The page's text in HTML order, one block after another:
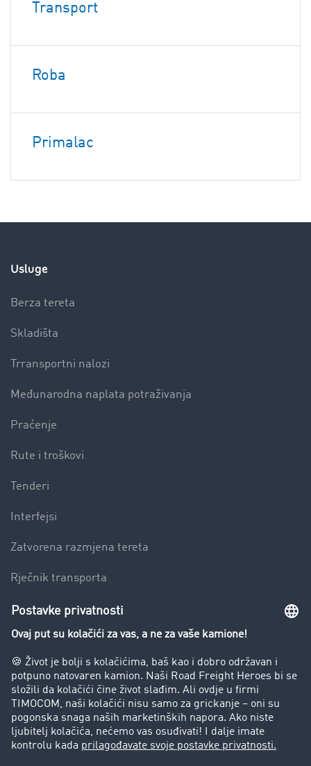
Transport
Roba
Primalac
Usluge
Berza tereta
Skladišta
Trransportni nalozi
Međunarodna naplata potraživanja
Praćenje
Rute i troškovi
Tenderi
Interfejsi
Zatvorena razmjena tereta
Rječnik transporta
Preduzeće
Success Stories
Korisnici preporučuju korisnike
Blog
Zabrane vožnje za kamione